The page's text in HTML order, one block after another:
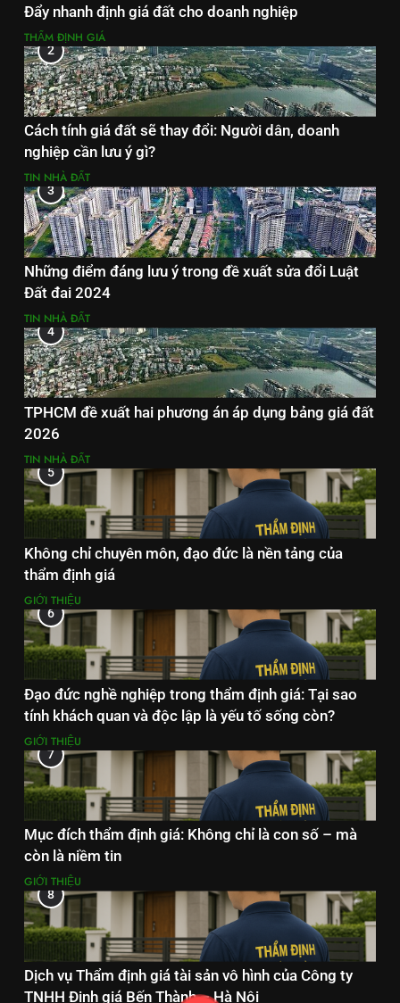
Đẩy nhanh định giá đất cho doanh nghiệp
THẨM ĐỊNH GIÁ
2
Cách tính giá đất sẽ thay đổi: Người dân, doanh
nghiệp cần lưu ý gì?
TIN NHÀ ĐẤT
3
Những điểm đáng lưu ý trong đề xuất sửa đổi Luật
Đất đai 2024
TIN NHÀ ĐẤT
4
TPHCM đề xuất hai phương án áp dụng bảng giá đất
2026
TIN NHÀ ĐẤT
5
Không chỉ chuyên môn, đạo đức là nền tảng của
thẩm định giá
GIỚI THIỆU
6
Đạo đức nghề nghiệp trong thẩm định giá: Tại sao
tính khách quan và độc lập là yếu tố sống còn?
GIỚI THIỆU
7
Mục đích thẩm định giá: Không chỉ là con số – mà
còn là niềm tin
GIỚI THIỆU
8
Dịch vụ Thẩm định giá tài sản vô hình của Công ty
TNHH Định giá Bến Thành – Hà Nội